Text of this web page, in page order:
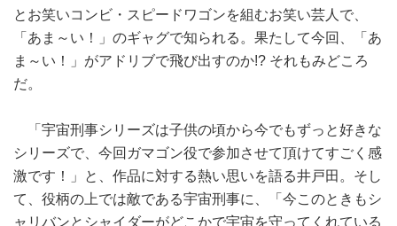
とお笑いコンビ・スピードワゴンを組むお笑い芸人で、
「あま～い！」のギャグで知られる。果たして今回、「あ
ま～い！」がアドリブで飛び出すのか!? それもみどころ
だ。
「宇宙刑事シリーズは子供の頃から今でもずっと好きな
シリーズで、今回ガマゴン役で参加させて頂けてすごく感
激です！」と、作品に対する熱い思いを語る井戸田。そし
て、役柄の上では敵である宇宙刑事に、「今このときもシ
ャリバンとシャイダーがどこかで宇宙を守ってくれている